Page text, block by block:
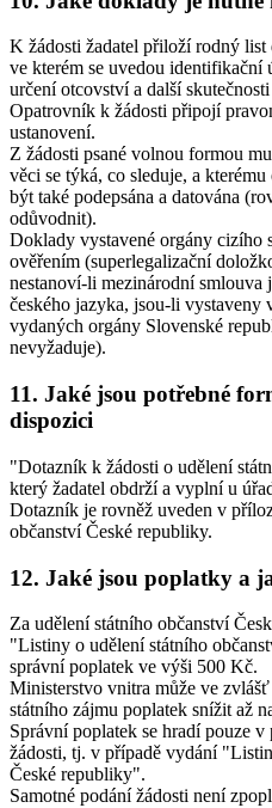
K žádosti žadatel přiloží rodný
ve kterém se uvedou identifikační
určení otcovství a další
Opatrovník k žádosti připojí
ustanovení.
Z žádosti psané volnou formou
věci se týká, co sleduje, a
být také podepsána a datována
odůvodnit).
Doklady vystavené orgány cizího
ověřením (superlegalizační
nestanoví-li mezinárodní smlouva
českého jazyka, jsou-li vystaveny
vydaných orgány Slovenské
nevyžaduje).
11. Jaké jsou potřebné
dispozici
"Dotazník k žádosti o udělení
který žadatel obdrží a vyplní u
Dotazník je rovněž uveden v
občanství České republiky.
12. Jaké jsou poplatky a
Za udělení státního občanství
"Listiny o udělení státního
správní poplatek ve výši 500 Kč.
Ministerstvo vnitra může ve
státního zájmu poplatek snížit až
Správní poplatek se hradí pouze
žádosti, tj. v případě vydání
České republiky".
Samotné podání žádosti není